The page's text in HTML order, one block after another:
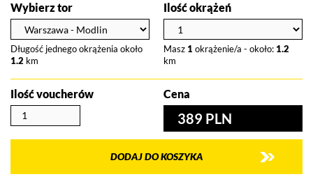
Wybierz tor
Długość jednego okrążenia około
1.2 km
Ilość okrążeń
Masz 1 okrążenie/a - około: 1.2
km
Ilość voucherów Cena
389 PLN
DODAJ DO KOSZYKA